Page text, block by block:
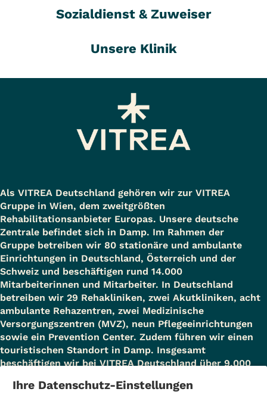
Sozialdienst & Zuweiser
Unsere Klinik
Als VITREA Deutschland gehören wir zur VITREA
Gruppe in Wien, dem zweitgrößten
Rehabilitationsanbieter Europas. Unsere deutsche
Zentrale befindet sich in Damp. Im Rahmen der
Gruppe betreiben wir 80 stationäre und ambulante
Einrichtungen in Deutschland, Österreich und der
Schweiz und beschäftigen rund 14.000
Mitarbeiterinnen und Mitarbeiter. In Deutschland
betreiben wir 29 Rehakliniken, zwei Akutkliniken, acht
ambulante Rehazentren, zwei Medizinische
Versorgungszentren (MVZ), neun Pflegeeinrichtungen
sowie ein Prevention Center. Zudem führen wir einen
touristischen Standort in Damp. Insgesamt
beschäftigen wir bei VITREA Deutschland über 9.000
Ihre Datenschutz-Einstellungen